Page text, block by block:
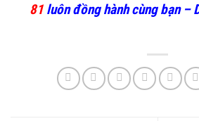
81luôn đồng hành cùng bạn –